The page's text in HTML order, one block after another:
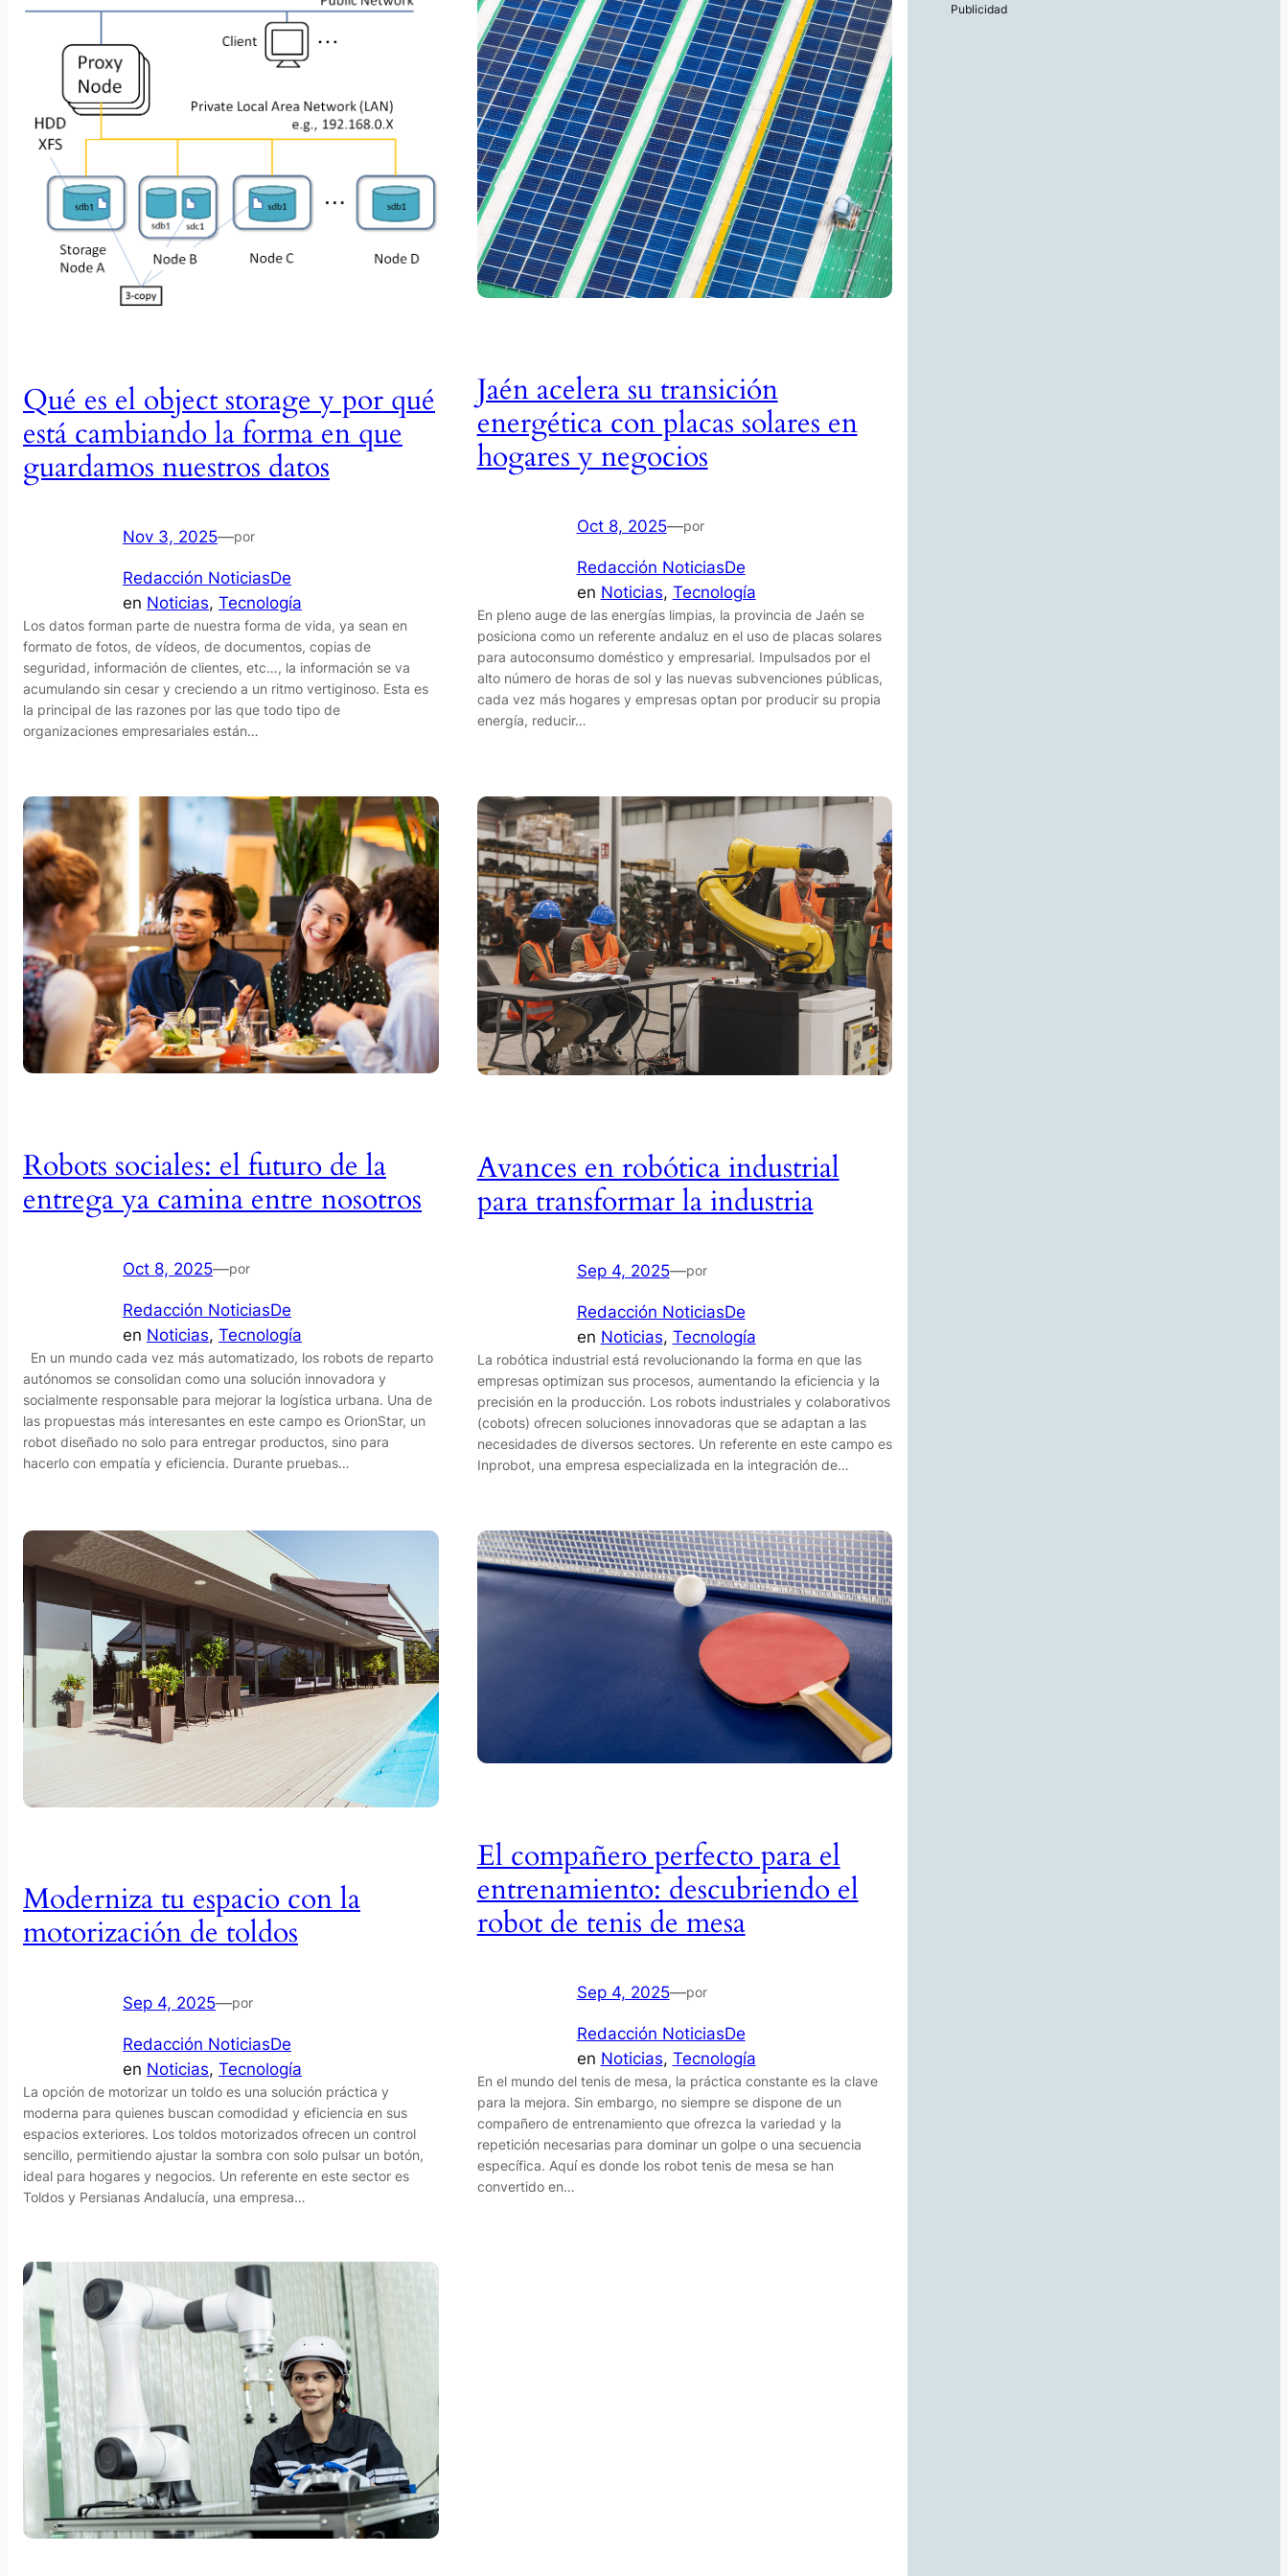
Qué es el object storage y por qué
está cambiando la forma en que
guardamos nuestros datos
Nov 3, 2025—por
Redacción NoticiasDe
en Noticias, Tecnología
Los datos forman parte de nuestra forma de vida, ya sean en
formato de fotos, de vídeos, de documentos, copias de
seguridad, información de clientes, etc…, la información se va
acumulando sin cesar y creciendo a un ritmo vertiginoso. Esta es
la principal de las razones por las que todo tipo de
organizaciones empresariales están…
Jaén acelera su transición
energética con placas solares en
hogares y negocios
Oct 8, 2025—por
Redacción NoticiasDe
en Noticias, Tecnología
En pleno auge de las energías limpias, la provincia de Jaén se
posiciona como un referente andaluz en el uso de placas solares
para autoconsumo doméstico y empresarial. Impulsados por el
alto número de horas de sol y las nuevas subvenciones públicas,
cada vez más hogares y empresas optan por producir su propia
energía, reducir…
Robots sociales: el futuro de la
entrega ya camina entre nosotros
Oct 8, 2025—por
Redacción NoticiasDe
en Noticias, Tecnología
En un mundo cada vez más automatizado, los robots de reparto
autónomos se consolidan como una solución innovadora y
socialmente responsable para mejorar la logística urbana. Una de
las propuestas más interesantes en este campo es OrionStar, un
robot diseñado no solo para entregar productos, sino para
hacerlo con empatía y eficiencia. Durante pruebas…
Avances en robótica industrial
para transformar la industria
Sep 4, 2025—por
Redacción NoticiasDe
en Noticias, Tecnología
La robótica industrial está revolucionando la forma en que las
empresas optimizan sus procesos, aumentando la eficiencia y la
precisión en la producción. Los robots industriales y colaborativos
(cobots) ofrecen soluciones innovadoras que se adaptan a las
necesidades de diversos sectores. Un referente en este campo es
Inprobot, una empresa especializada en la integración de…
Moderniza tu espacio con la
motorización de toldos
Sep 4, 2025—por
Redacción NoticiasDe
en Noticias, Tecnología
La opción de motorizar un toldo es una solución práctica y
moderna para quienes buscan comodidad y eficiencia en sus
espacios exteriores. Los toldos motorizados ofrecen un control
sencillo, permitiendo ajustar la sombra con solo pulsar un botón,
ideal para hogares y negocios. Un referente en este sector es
Toldos y Persianas Andalucía, una empresa…
El compañero perfecto para el
entrenamiento: descubriendo el
robot de tenis de mesa
Sep 4, 2025—por
Redacción NoticiasDe
en Noticias, Tecnología
En el mundo del tenis de mesa, la práctica constante es la clave
para la mejora. Sin embargo, no siempre se dispone de un
compañero de entrenamiento que ofrezca la variedad y la
repetición necesarias para dominar un golpe o una secuencia
específica. Aquí es donde los robot tenis de mesa se han
convertido en…